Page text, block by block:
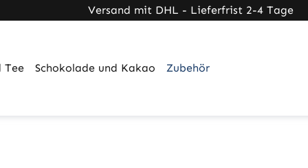
Link) Link)
(externer Link) Versand mit DHL - Lieferfrist 2-4 Tage
Tee Schokolade und Kakao Zubehör